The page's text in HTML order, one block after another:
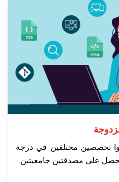
تخصصين مختلفين في درجة
على مصدقتين جامعيتين.